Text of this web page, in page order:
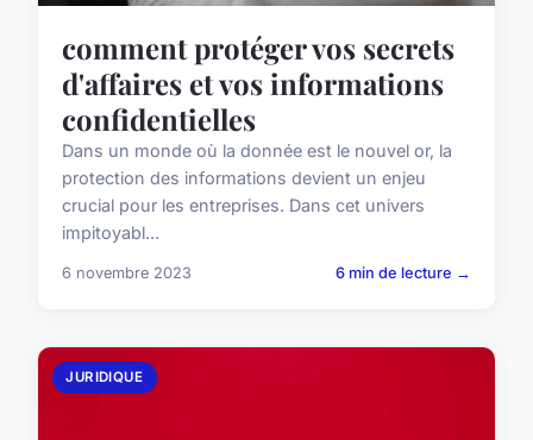
comment protéger vos secrets
d'affaires et vos informations
confidentielles
Dans un monde où la donnée est le nouvel or, la
protection des informations devient un enjeu
crucial pour les entreprises. Dans cet univers
impitoyabl...
6 novembre 2023 6 min de lecture →
JURIDIQUE